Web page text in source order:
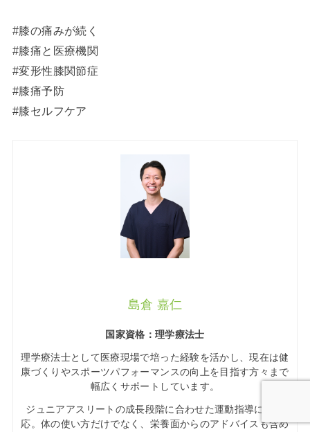
#膝の痛みが続く
#膝痛と医療機関
#変形性膝関節症
#膝痛予防
#膝セルフケア
島倉 嘉仁
国家資格：理学療法士
理学療法士として医療現場で培った経験を活かし、現在は健
康づくりやスポーツパフォーマンスの向上を目指す方々まで
幅広くサポートしています。
ジュニアアスリートの成長段階に合わせた運動指導にも対
応。体の使い方だけでなく、栄養面からのアドバイスも含め